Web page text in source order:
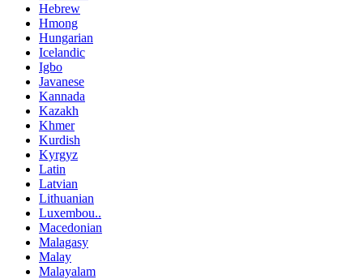
Hebrew
Hmong
Hungarian
Icelandic
Igbo
Javanese
Kannada
Kazakh
Khmer
Kurdish
Kyrgyz
Latin
Latvian
Lithuanian
Luxembou..
Macedonian
Malagasy
Malay
Malayalam